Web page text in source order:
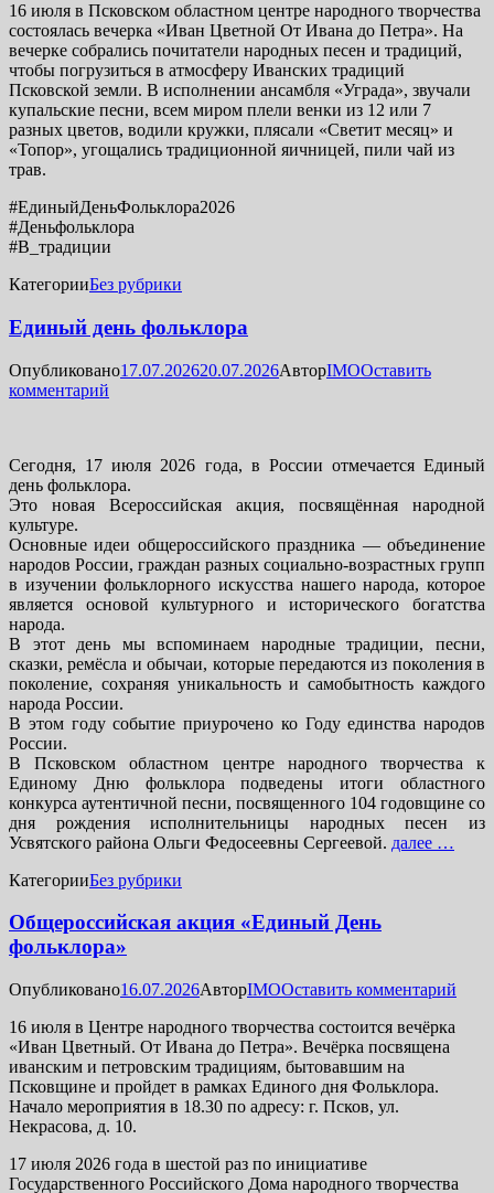
16 июля в Псковском областном центре народного творчества
состоялась вечерка «Иван Цветной От Ивана до Петра». На
вечерке собрались почитатели народных песен и традиций,
чтобы погрузиться в атмосферу Иванских традиций
Псковской земли. В исполнении ансамбля «Уграда», звучали
купальские песни, всем миром плели венки из 12 или 7
разных цветов, водили кружки, плясали «Светит месяц» и
«Топор», угощались традиционной яичницей, пили чай из
трав.
#ЕдиныйДеньФольклора2026
#Деньфольклора
#В_традиции
КатегорииБез рубрики
Единый день фольклора
Опубликовано17.07.202620.07.2026АвторIMOОставить
комментарий
Сегодня, 17 июля 2026 года, в России отмечается Единый
день фольклора.
Это новая Всероссийская акция, посвящённая народной
культуре.
Основные идеи общероссийского праздника — объединение
народов России, граждан разных социально-возрастных групп
в изучении фольклорного искусства нашего народа, которое
является основой культурного и исторического богатства
народа.
В этот день мы вспоминаем народные традиции, песни,
сказки, ремёсла и обычаи, которые передаются из поколения в
поколение, сохраняя уникальность и самобытность каждого
народа России.
В этом году событие приурочено ко Году единства народов
России.
В Псковском областном центре народного творчества к
Единому Дню фольклора подведены итоги областного
конкурса аутентичной песни, посвященного 104 годовщине со
дня рождения исполнительницы народных песен из
Усвятского района Ольги Федосеевны Сергеевой. далее …
КатегорииБез рубрики
Общероссийская акция «Единый День
фольклора»
Опубликовано16.07.2026АвторIMOОставить комментарий
16 июля в Центре народного творчества состоится вечёрка
«Иван Цветный. От Ивана до Петра». Вечёрка посвящена
иванским и петровским традициям, бытовавшим на
Псковщине и пройдет в рамках Единого дня Фольклора.
Начало мероприятия в 18.30 по адресу: г. Псков, ул.
Некрасова, д. 10.
17 июля 2026 года в шестой раз по инициативе
Государственного Российского Дома народного творчества